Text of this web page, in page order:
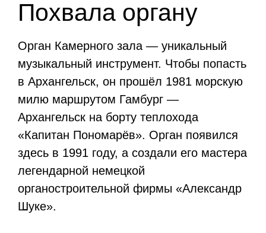
Похвала органу
Орган Камерного зала — уникальный
музыкальный инструмент. Чтобы попасть
в Архангельск, он прошёл 1981 морскую
милю маршрутом Гамбург —
Архангельск на борту теплохода
«Капитан Пономарёв». Орган появился
здесь в 1991 году, а создали его мастера
легендарной немецкой
органостроительной фирмы «Александр
Шуке».